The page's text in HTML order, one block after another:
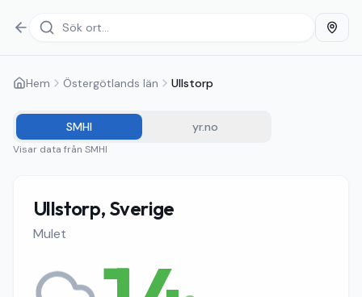
Hem Östergötlands län Ullstorp
SMHI yr.no
Visar data från SMHI
Ullstorp, Sverige
Mulet